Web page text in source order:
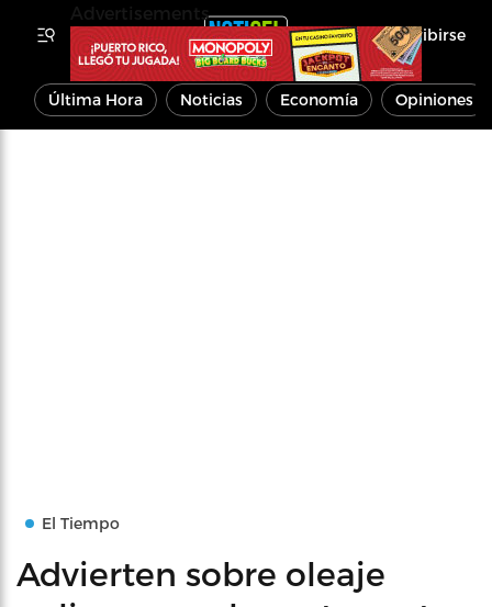
Inscribirse
Última Hora Noticias Economía Opiniones
El Tiempo
Advierten sobre oleaje
Advertisements